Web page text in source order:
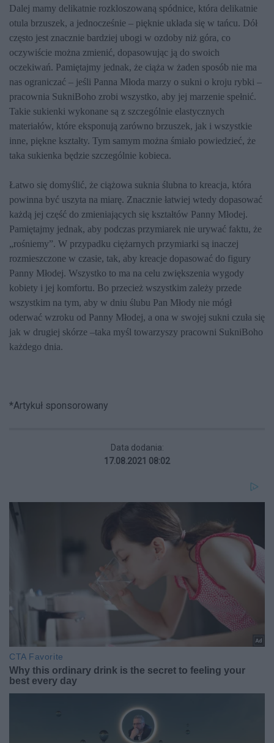
Dalej mamy delikatnie rozkloszowaną spódnice, która delikatnie
otula brzuszek, a jednocześnie – pięknie układa się w tańcu. Dół
często jest znacznie bardziej ubogi w ozdoby niż góra, co
oczywiście można zmienić, dopasowując ją do swoich
oczekiwań. Pamiętajmy jednak, że ciąża w żaden sposób nie ma
nas ograniczać – jeśli Panna Młoda marzy o sukni o kroju rybki –
pracownia SukniBoho zrobi wszystko, aby jej marzenie spełnić.
Takie sukienki wykonane są z szczególnie elastycznych
materiałów, które eksponują zarówno brzuszek, jak i wszystkie
inne, piękne kształty. Tym samym można śmiało powiedzieć, że
taka sukienka będzie szczególnie kobieca.
Łatwo się domyślić, że ciążowa suknia ślubna to kreacja, która
powinna być uszyta na miarę. Znacznie łatwiej wtedy dopasować
każdą jej część do zmieniających się kształtów Panny Młodej.
Pamiętajmy jednak, aby podczas przymiarek nie urywać faktu, że
„rośniemy”. W przypadku ciężarnych przymiarki są inaczej
rozmieszczone w czasie, tak, aby kreacje dopasować do figury
Panny Młodej. Wszystko to ma na celu zwiększenia wygody
kobiety i jej komfortu. Bo przecież wszystkim zależy przede
wszystkim na tym, aby w dniu ślubu Pan Młody nie mógł
oderwać wzroku od Panny Młodej, a ona w swojej sukni czuła się
jak w drugiej skórze –taka myśl towarzyszy pracowni SukniBoho
każdego dnia.
*Artykuł sponsorowany
Data dodania:
17.08.2021 08:02